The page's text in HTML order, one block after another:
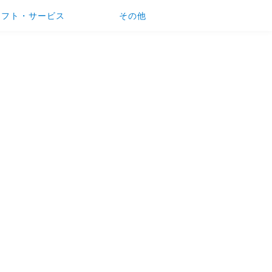
ト・サービス その他